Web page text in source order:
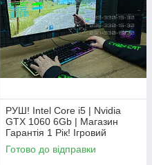
РУШ! Intel Core i5 | Nvidia
GTX 1060 6Gb | Магазин
Гарантія 1 Рік! Ігровий
Компютер ПК від CyberCat
Готово до відправки